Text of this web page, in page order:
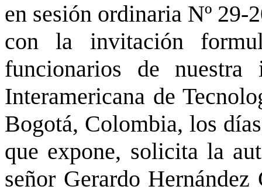
en sesión ordinaria Nº 29-
con la invitación
funcionarios de
Interamericana de
Bogotá, Colombia, los
que expone, solicita la
señor Gerardo